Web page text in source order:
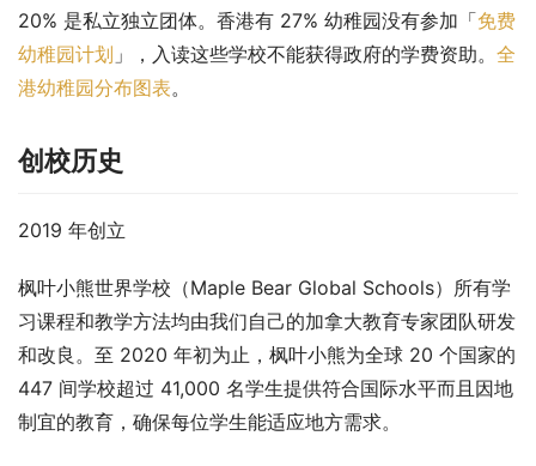
20% 是私立独立团体。香港有 27% 幼稚园没有参加「免费
幼稚园计划 」，入读这些学校不能获得政府的学费资助。 全
港幼稚园分布图表。
创校历史
2019 年创立
枫叶小熊世界学校（Maple Bear Global Schools）所有学
习课程和教学方法均由我们自己的加拿大教育专家团队研发
和改良。至 2020 年初为止，枫叶小熊为全球 20 个国家的
447 间学校超过 41,000 名学生提供符合国际水平而且因地
制宜的教育，确保每位学生能适应地方需求。